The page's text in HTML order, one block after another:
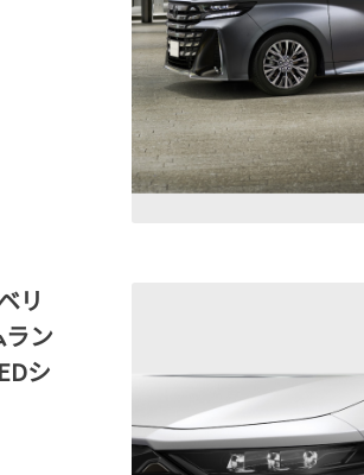
リ
ン
シ